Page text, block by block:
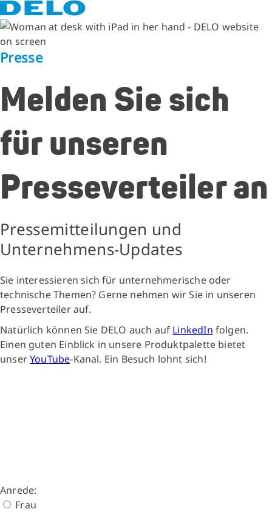
Presse
Melden Sie sich
für unseren
Presseverteiler an
Pressemitteilungen und
Unternehmens-Updates
Sie interessieren sich für unternehmerische oder
technische Themen? Gerne nehmen wir Sie in unseren
Presseverteiler auf.
Natürlich können Sie DELO auch auf LinkedIn folgen.
Einen guten Einblick in unsere Produktpalette bietet
unserYouTube-Kanal. Ein Besuch lohnt sich!
Anrede:
Frau